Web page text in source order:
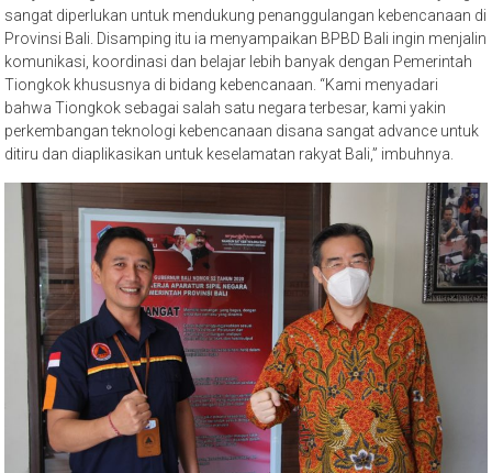
sangat diperlukan untuk mendukung penanggulangan kebencanaan di
Provinsi Bali. Disamping itu ia menyampaikan BPBD Bali ingin menjalin
komunikasi, koordinasi dan belajar lebih banyak dengan Pemerintah
Tiongkok khususnya di bidang kebencanaan. “Kami menyadari
bahwa Tiongkok sebagai salah satu negara terbesar, kami yakin
perkembangan teknologi kebencanaan disana sangat advance untuk
ditiru dan diaplikasikan untuk keselamatan rakyat Bali,” imbuhnya.